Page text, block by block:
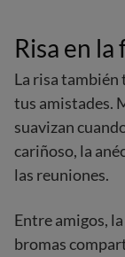
Risa en
La risa
tus amistades.
suavizan
cariñoso, la
las reuniones.
Entre amigos,
bromas